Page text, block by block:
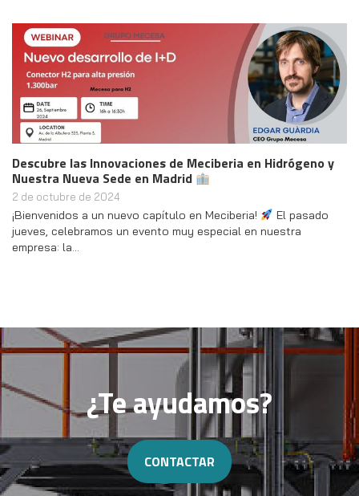
Descubre las Innovaciones de Meciberia en Hidrógeno y
Nuestra Nueva Sede en Madrid
2 de octubre de 2024
¡Bienvenidos a un nuevo capítulo en Meciberia!
El pasado
jueves, celebramos un evento muy especial en nuestra
empresa: la…
¿Te ayudamos?
CONTACTAR